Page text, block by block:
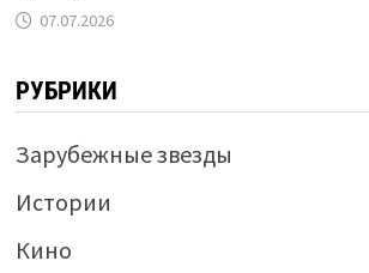
07.07.2026
РУБРИКИ
Зарубежные звезды
Истории
Кино